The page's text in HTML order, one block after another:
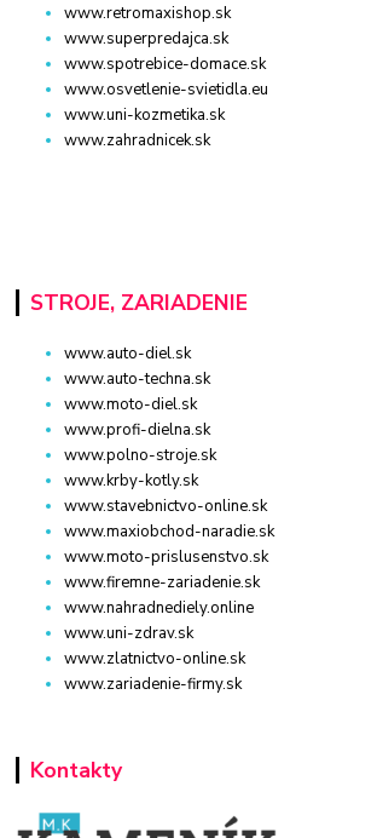
www.retromaxishop.sk
www.superpredajca.sk
www.spotrebice-domace.sk
www.osvetlenie-svietidla.eu
www.uni-kozmetika.sk
www.zahradnicek.sk
STROJE, ZARIADENIE
www.auto-diel.sk
www.auto-techna.sk
www.moto-diel.sk
www.profi-dielna.sk
www.polno-stroje.sk
www.krby-kotly.sk
www.stavebnictvo-online.sk
www.maxiobchod-naradie.sk
www.moto-prislusenstvo.sk
www.firemne-zariadenie.sk
www.nahradnediely.online
www.uni-zdrav.sk
www.zlatnictvo-online.sk
www.zariadenie-firmy.sk
Kontakty